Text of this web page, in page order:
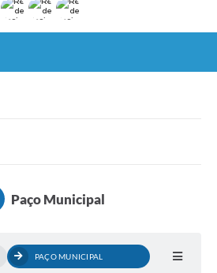
urbanos de São Pedro
Paço Municipal
PAÇO MUNICIPAL